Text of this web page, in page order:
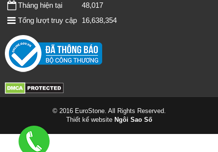
Tháng hiện tại
48,017
Tổng lượt truy cập
16,638,354
© 2016 EuroStone. All Rights Reserved.
Thiết kế website Ngôi Sao Số